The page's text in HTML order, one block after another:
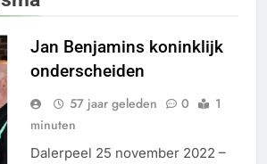
Jan Benjamins koninklijk
onderscheiden
57 jaar geleden 0
1
minuten
Dalerpeel 25 november 2022 –